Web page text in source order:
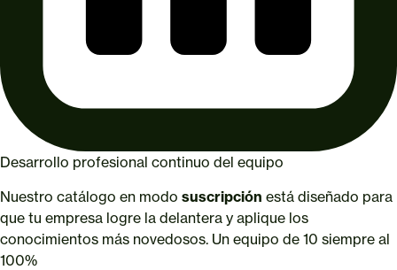
Desarrollo profesional continuo del equipo
Nuestro catálogo en modo suscripción está diseñado para
que tu empresa logre la delantera y aplique los
conocimientos más novedosos. Un equipo de 10 siempre al
100%